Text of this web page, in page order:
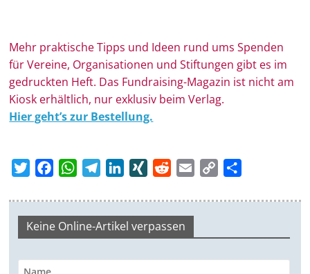
Mehr prak­ti­sche Tipps und Ideen rund ums Spen­den
für Ver­eine, Orga­ni­sa­tionen und Stif­tungen gibt es im
ge­druckten Heft. Das Fundraising-Magazin ist nicht am
Kiosk erhältlich, nur exklusiv beim Verlag.
Hier geht’s zur Bestellung.
i
t
t
e
c
e
b
o
W
a
t
s
A
l
e
g
r
n
k
e
d
N
G
d
d
i
t
a
l
p
L
i
i
e
n
Keine Online-Artikel verpassen